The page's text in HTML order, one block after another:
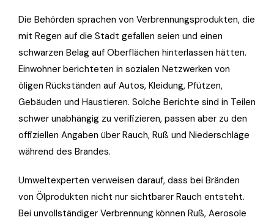
Die Behörden sprachen von Verbrennungsprodukten, die
mit Regen auf die Stadt gefallen seien und einen
schwarzen Belag auf Oberflächen hinterlassen hätten.
Einwohner berichteten in sozialen Netzwerken von
öligen Rückständen auf Autos, Kleidung, Pfützen,
Gebäuden und Haustieren. Solche Berichte sind in Teilen
schwer unabhängig zu verifizieren, passen aber zu den
offiziellen Angaben über Rauch, Ruß und Niederschläge
während des Brandes.
Umweltexperten verweisen darauf, dass bei Bränden
von Ölprodukten nicht nur sichtbarer Rauch entsteht.
Bei unvollständiger Verbrennung können Ruß, Aerosole